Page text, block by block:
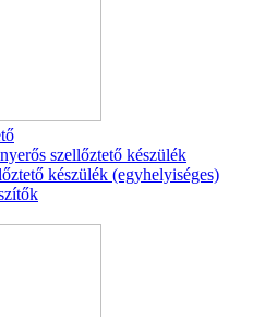
szellőztető készülék
készülék (egyhelyiséges)